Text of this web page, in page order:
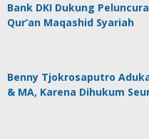
Bank DKI Dukung
Qur’an Maqashid Syariah
Benny Tjokrosaputro
& MA, Karena Dihukum